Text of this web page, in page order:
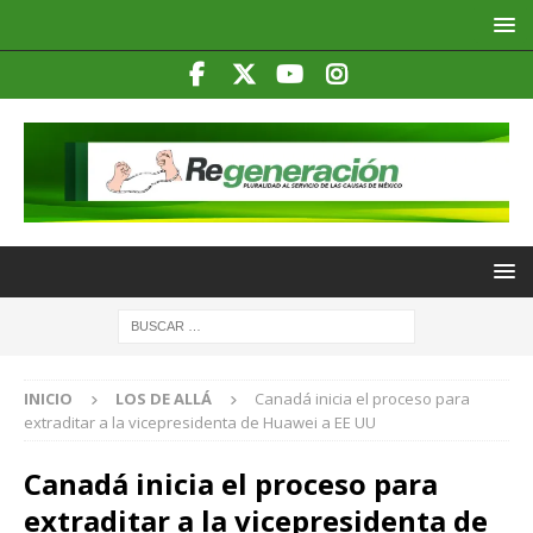
INICIO LOS DE ALLÁ
Canadá inicia el proceso para
extraditar a la vicepresidenta de Huawei a EE UU
Canadá inicia el proceso para
extraditar a la vicepresidenta de